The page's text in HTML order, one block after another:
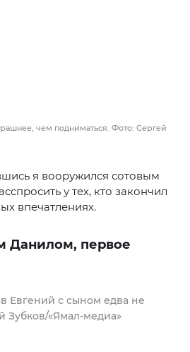
чем подниматься. Фото: Сергей
я вооружился сотовым
у тех, кто закончил
впечатлениях.
Данилом, первое